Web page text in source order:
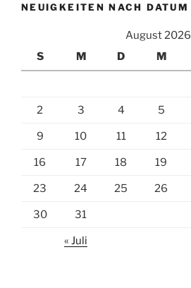
NEUIGKEITEN NACH DATUM
August 2026
S
M D M
2 3 4 5
9 10 11 12
16 17 18 19
23 24 25 26
30 31
« Juli